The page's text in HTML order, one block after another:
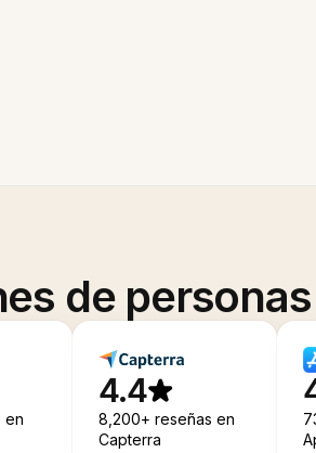
de
en
4.4
8,200+ reseñas en
Capterra